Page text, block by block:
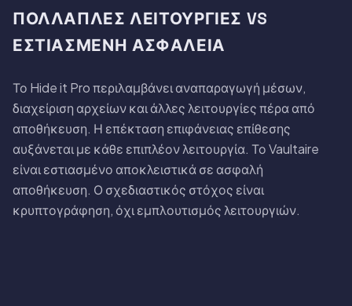
ΠΟΛΛΑΠΛΈΣ ΛΕΙΤΟΥΡΓΊΕΣ VS
ΕΣΤΙΑΣΜΈΝΗ ΑΣΦΆΛΕΙΑ
Το Hide it Pro περιλαμβάνει αναπαραγωγή μέσων,
διαχείριση αρχείων και άλλες λειτουργίες πέρα από
αποθήκευση. Η επέκταση επιφάνειας επίθεσης
αυξάνεται με κάθε επιπλέον λειτουργία. Το Vaultaire
είναι εστιασμένο αποκλειστικά σε ασφαλή
αποθήκευση. Ο σχεδιαστικός στόχος είναι
κρυπτογράφηση, όχι εμπλουτισμός λειτουργιών.